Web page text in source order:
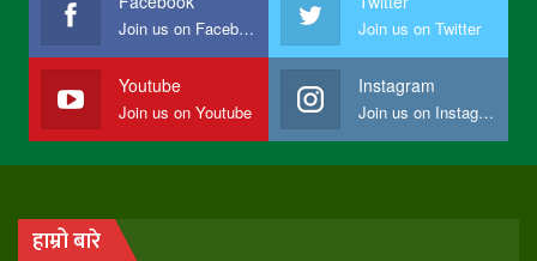
Join us on Facebook Join us on Twitter
Youtube
Join us on Youtube
Instagram
Join us on Instagram
हाम्रो बारे